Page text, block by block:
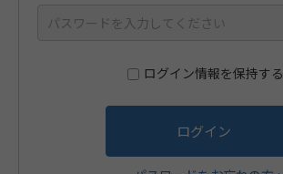
ログイン情報を保持する